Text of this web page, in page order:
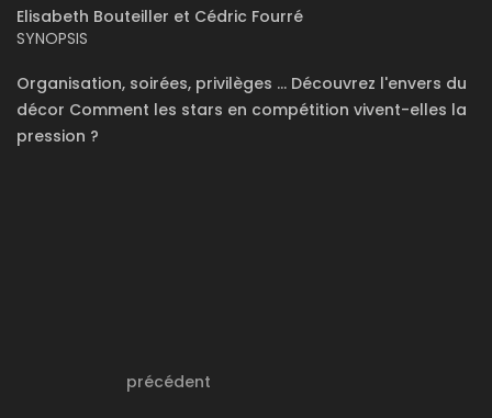
Elisabeth Bouteiller et Cédric Fourré
SYNOPSIS
Organisation, soirées, privilèges ... Découvrez l'envers du
décor Comment les stars en compétition vivent-elles la
pression ?
précédent